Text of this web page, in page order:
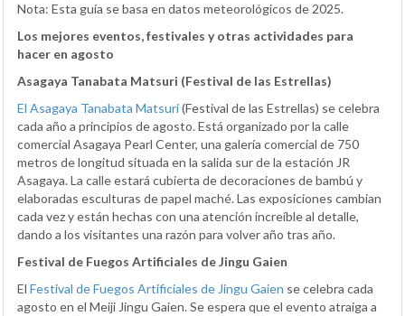
Nota: Esta guía se basa en datos meteorológicos de 2025.
Los mejores eventos, festivales y otras actividades para
hacer en agosto
Asagaya Tanabata Matsuri (Festival de las Estrellas)
El Asagaya Tanabata Matsuri(Festival de las Estrellas) se celebra
cada año a principios de agosto. Está organizado por la calle
comercial Asagaya Pearl Center, una galería comercial de 750
metros de longitud situada en la salida sur de la estación JR
Asagaya. La calle estará cubierta de decoraciones de bambú y
elaboradas esculturas de papel maché. Las exposiciones cambian
cada vez y están hechas con una atención increíble al detalle,
dando a los visitantes una razón para volver año tras año.
Festival de Fuegos Artificiales de Jingu Gaien
El Festival de Fuegos Artificiales de Jingu Gaien se celebra cada
agosto en el Meiji Jingu Gaien. Se espera que el evento atraiga a